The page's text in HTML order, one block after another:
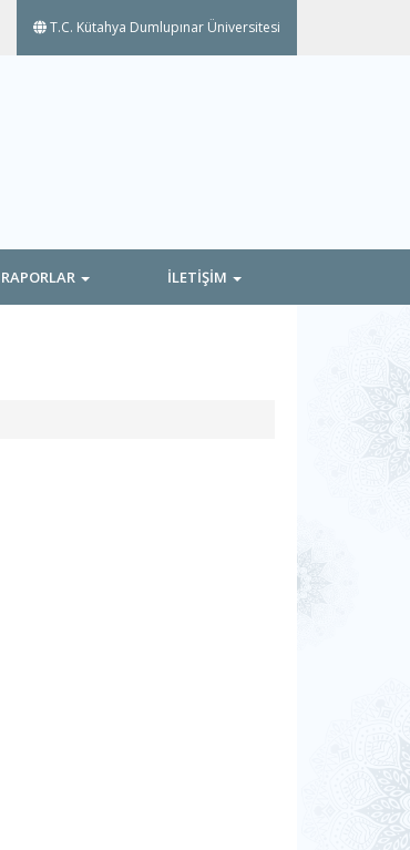
T.C. Kütahya Dumlupınar Üniversitesi
RAPORLAR İLETİŞİM